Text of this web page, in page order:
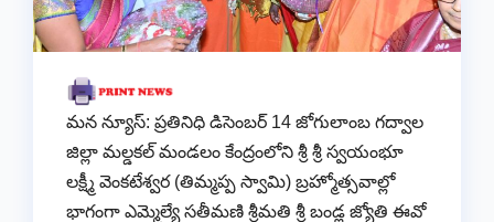
మన న్యూస్: ప్రతినిధి డిసెంబర్ 14 జోగులాంబ గద్వాల
జిల్లా మల్డకల్ మండలం కేంద్రంలోని శ్రీ శ్రీ స్వయంభూ
లక్ష్మీ వెంకటేశ్వర (తిమ్మప్ప స్వామి) బ్రహ్మోత్సవాల్లో
భాగంగా ఎమ్మెల్యే సతీమణి శ్రీమతి శ్రీ బండ్ల జ్యోతి ఈవో